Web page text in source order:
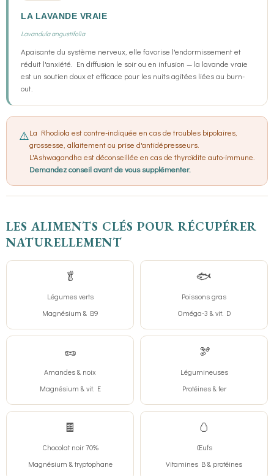
LA LAVANDE VRAIE
Lavandula angustifolia
Apaisante du système nerveux, elle favorise l'endormissement et
réduit l'anxiété. En diffusion le soir ou en infusion — la lavande vraie
est un soutien doux et efficace pour les nuits agitées liées au burn-
out.
⚠️La Rhodiola est contre-indiquée en cas de troubles bipolaires,
grossesse, allaitement ou prise d'antidépresseurs.
L'Ashwagandha est déconseillée en cas de thyroïdite auto-immune.
Demandez conseil avant de vous supplémenter.
LES ALIMENTS CLÉS POUR RÉCUPÉRER
NATURELLEMENT
🥬
Légumes verts
Magnésium & B9
🐟
Poissons gras
Oméga-3 & vit. D
🥜
Amandes & noix
Magnésium & vit. E
🫘
Légumineuses
Protéines & fer
🍫
Chocolat noir 70%
Magnésium & tryptophane
🥚
Œufs
Vitamines B & protéines